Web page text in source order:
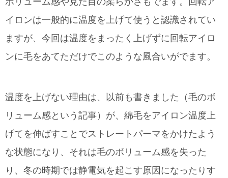
イロンは一般的に温度を上げて使うと認識されてい
ますが、今回は温度をまったく上げずに回転アイロ
ンに毛をあてただけでこのような風合いがでます。
温度を上げない理由は、以前も書きました（毛のボ
リューム感という記事）が、綿毛をアイロン温度上
げてを伸ばすことでストレートパーマをかけたよう
な状態になり、それは毛のボリューム感を失った
り、冬の時期では静電気を起こす原因になったりす